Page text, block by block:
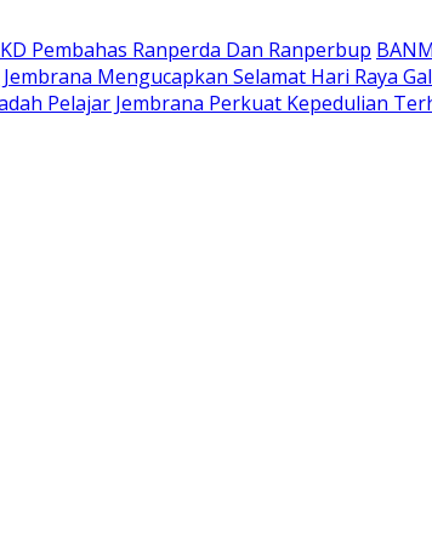
Pembahas Ranperda Dan Ranperbup
Mengucapkan Selamat Hari Raya
Pelajar Jembrana Perkuat Kepedulian